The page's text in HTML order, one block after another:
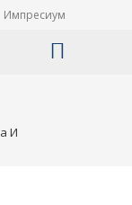
Импресиум
И